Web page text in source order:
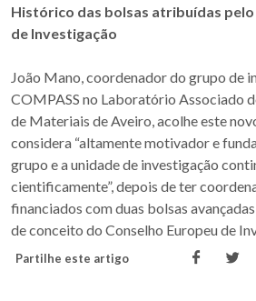
Histórico das bolsas atribuídas pelo
de Investigação
João Mano, coordenador do grupo de
COMPASS no Laboratório Associado
de Materiais de Aveiro, acolhe este
considera “altamente motivador e
grupo e a unidade de investigação
cientificamente”, depois de ter
financiados com duas bolsas
de conceito do Conselho Europeu de
Partilhe este artigo